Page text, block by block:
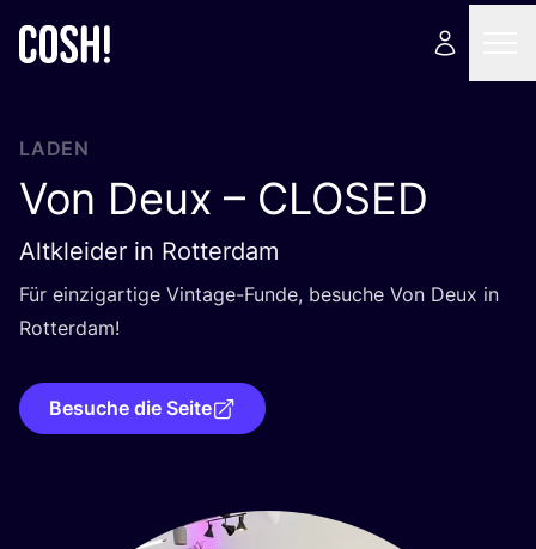
LADEN
Von Deux – CLOSED
Altkleider in Rotterdam
Für ein­zig­ar­ti­ge Vin­ta­ge-Fun­de, besu­che Von Deux in
Rotterdam!
Besuche die Seite